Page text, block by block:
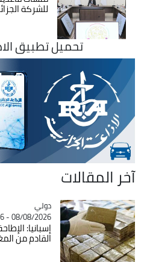
للشركة
تحميل تطبيق
آخر المقالات
Catégorie
دولي
08/08/2026 - 17:26
إسبانيا:
القادم من المغرب